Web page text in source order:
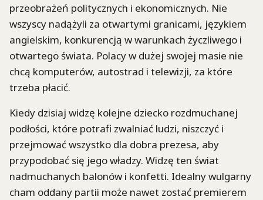
przeobrażeń politycznych i ekonomicznych. Nie
wszyscy nadążyli za otwartymi granicami, językiem
angielskim, konkurencją w warunkach życzliwego i
otwartego świata. Polacy w dużej swojej masie nie
chcą komputerów, autostrad i telewizji, za które
trzeba płacić.
Kiedy dzisiaj widzę kolejne dziecko rozdmuchanej
podłości, które potrafi zwalniać ludzi, niszczyć i
przejmować wszystko dla dobra prezesa, aby
przypodobać się jego władzy. Widzę ten świat
nadmuchanych balonów i konfetti. Idealny wulgarny
cham oddany partii może nawet zostać premierem